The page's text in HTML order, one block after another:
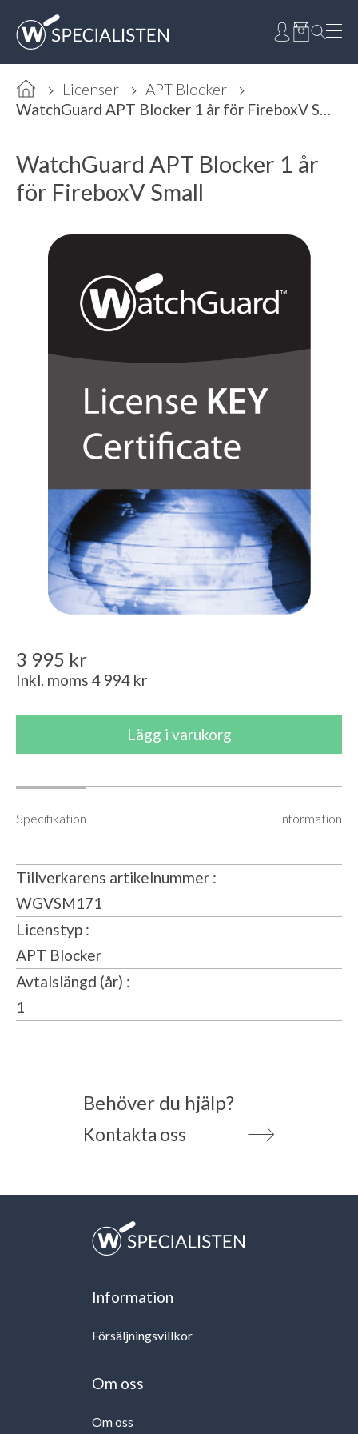
Licenser
APT Blocker
WatchGuard APT Blocker 1 år för FireboxV Small
WatchGuard APT Blocker 1 år
för FireboxV Small
3 995 kr
Inkl. moms 4 994 kr
Specifikation Information
Tillverkarens artikelnummer
WGVSM171
Licenstyp
APT Blocker
Avtalslängd (år)
1
Behöver du hjälp?
Kontakta oss
Information
Försäljningsvillkor
Om oss
Om oss